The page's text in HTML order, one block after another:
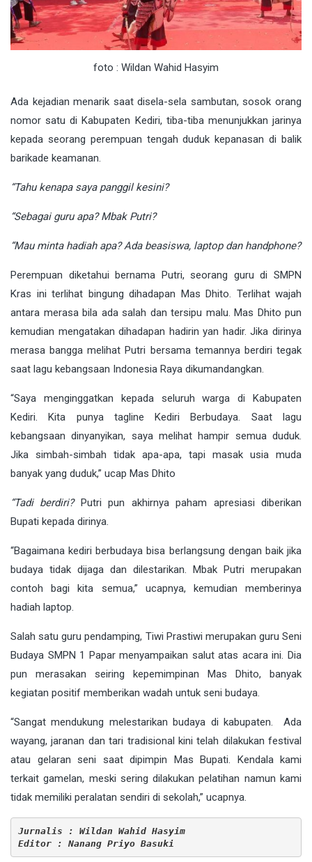
foto : Wildan Wahid Hasyim
Ada kejadian menarik saat disela-sela sambutan, sosok orang
nomor satu di Kabupaten Kediri, tiba-tiba menunjukkan jarinya
kepada seorang perempuan tengah duduk kepanasan di balik
barikade keamanan.
“Tahu kenapa saya panggil kesini?
“Sebagai guru apa? Mbak Putri?
“Mau minta hadiah apa? Ada beasiswa, laptop dan handphone?
Perempuan diketahui bernama Putri, seorang guru di SMPN
Kras ini terlihat bingung dihadapan Mas Dhito. Terlihat wajah
antara merasa bila ada salah dan tersipu malu. Mas Dhito pun
kemudian mengatakan dihadapan hadirin yan hadir. Jika dirinya
merasa bangga melihat Putri bersama temannya berdiri tegak
saat lagu kebangsaan Indonesia Raya dikumandangkan.
“Saya menginggatkan kepada seluruh warga di Kabupaten
Kediri. Kita punya tagline Kediri Berbudaya. Saat lagu
kebangsaan dinyanyikan, saya melihat hampir semua duduk.
Jika simbah-simbah tidak apa-apa, tapi masak usia muda
banyak yang duduk,” ucap Mas Dhito
“Tadi berdiri?Putri pun akhirnya paham apresiasi diberikan
Bupati kepada dirinya.
“Bagaimana kediri berbudaya bisa berlangsung dengan baik jika
budaya tidak dijaga dan dilestarikan. Mbak Putri merupakan
contoh bagi kita semua,” ucapnya, kemudian memberinya
hadiah laptop.
Salah satu guru pendamping, Tiwi Prastiwi merupakan guru Seni
Budaya SMPN 1 Papar menyampaikan salut atas acara ini. Dia
pun merasakan seiring kepemimpinan Mas Dhito, banyak
kegiatan positif memberikan wadah untuk seni budaya.
“Sangat mendukung melestarikan budaya di kabupaten. Ada
wayang, jaranan dan tari tradisional kini telah dilakukan festival
atau gelaran seni saat dipimpin Mas Bupati. Kendala kami
terkait gamelan, meski sering dilakukan pelatihan namun kami
tidak memiliki peralatan sendiri di sekolah,” ucapnya.
Jurnalis : Wildan Wahid Hasyim
Editor : Nanang Priyo Basuki